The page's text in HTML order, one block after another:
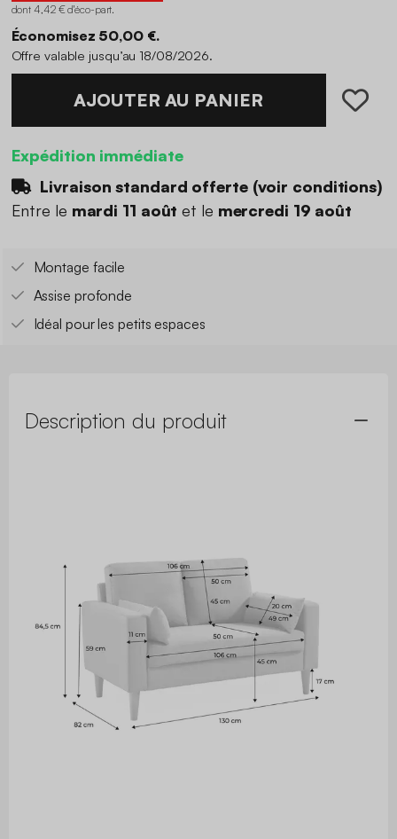
dont 4,42 € d'éco-part.
Économisez 50,00 €.
Offre valable jusqu’au 18/08/2026.
AJOUTER AU PANIER
Expédition immédiate
Livraison standard offerte (voir conditions)
Entre le mardi 11 août et le mercredi 19 août
Montage facile
Assise profonde
Idéal pour les petits espaces
Description du produit